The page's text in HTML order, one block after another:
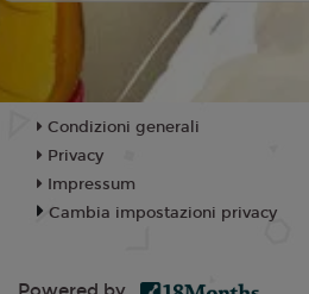
Condizioni generali
Privacy
Impressum
Cambia impostazioni privacy